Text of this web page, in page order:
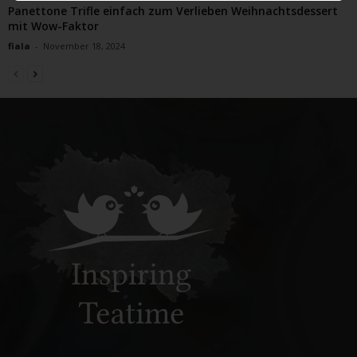
Panettone Trifle einfach zum Verlieben Weihnachtsdessert
mit Wow-Faktor
fiala - November 18, 2024